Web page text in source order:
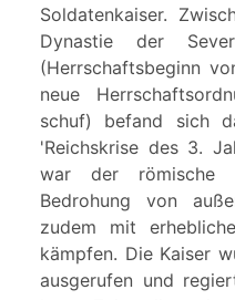
Soldatenkaiser.
Dynastie der
(Herrschaftsbeginn
neue
schuf) befand sich
'Reichskrise des 3.
war der römische
Bedrohung von
zudem mit
kämpfen. Die Kaiser
ausgerufen und